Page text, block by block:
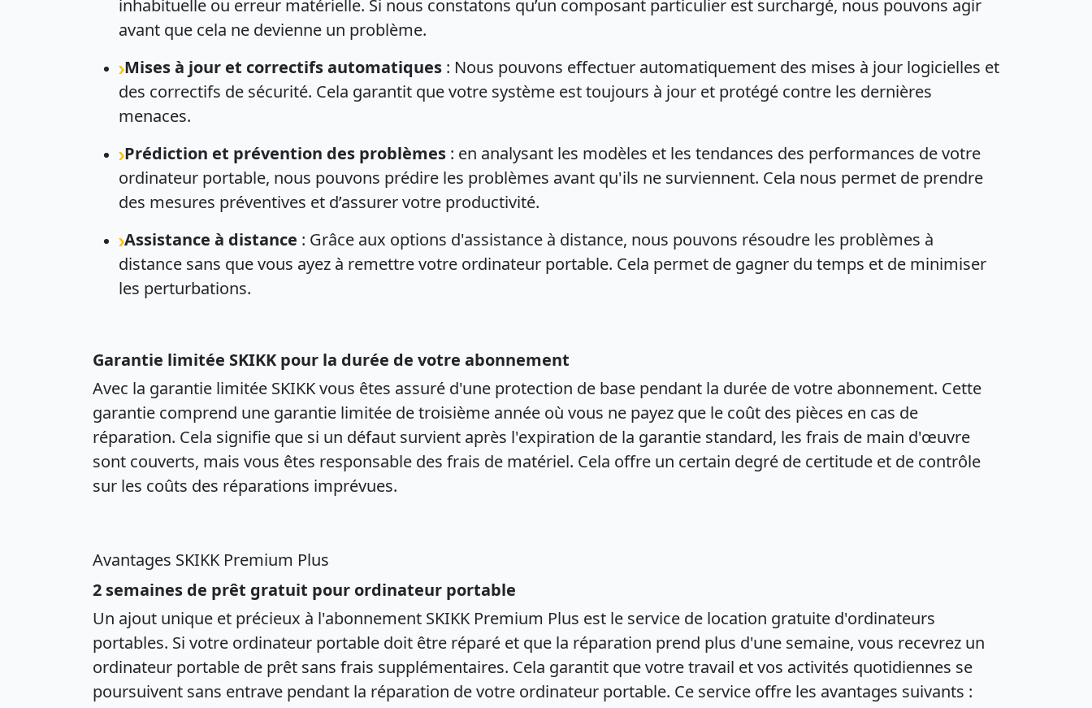
inhabituelle ou erreur matérielle. Si nous constatons qu’un composant particulier est surchargé, nous pouvons agir
avant que cela ne devienne un problème.
Mises à jour et correctifs automatiques : Nous pouvons effectuer automatiquement des mises à jour logicielles et
des correctifs de sécurité. Cela garantit que votre système est toujours à jour et protégé contre les dernières
menaces.
Prédiction et prévention des problèmes : en analysant les modèles et les tendances des performances de votre
ordinateur portable, nous pouvons prédire les problèmes avant qu'ils ne surviennent. Cela nous permet de prendre
des mesures préventives et d’assurer votre productivité.
Assistance à distance : Grâce aux options d'assistance à distance, nous pouvons résoudre les problèmes à
distance sans que vous ayez à remettre votre ordinateur portable. Cela permet de gagner du temps et de minimiser
les perturbations.
Garantie limitée SKIKK pour la durée de votre abonnement
Avec la garantie limitée SKIKK vous êtes assuré d'une protection de base pendant la durée de votre abonnement. Cette
garantie comprend une garantie limitée de troisième année où vous ne payez que le coût des pièces en cas de
réparation. Cela signifie que si un défaut survient après l'expiration de la garantie standard, les frais de main d'œuvre
sont couverts, mais vous êtes responsable des frais de matériel. Cela offre un certain degré de certitude et de contrôle
sur les coûts des réparations imprévues.
Avantages SKIKK Premium Plus
2 semaines de prêt gratuit pour ordinateur portable
Un ajout unique et précieux à l'abonnement SKIKK Premium Plus est le service de location gratuite d'ordinateurs
portables. Si votre ordinateur portable doit être réparé et que la réparation prend plus d'une semaine, vous recevrez un
ordinateur portable de prêt sans frais supplémentaires. Cela garantit que votre travail et vos activités quotidiennes se
poursuivent sans entrave pendant la réparation de votre ordinateur portable. Ce service offre les avantages suivants :